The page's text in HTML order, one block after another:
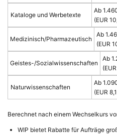
Kataloge und Werbetexte
Ab
(EUR
Medizinisch/Pharmazeutisch
Ab
(EUR
Geistes-/Sozialwissenschaften
Ab
Naturwissenschaften
Ab
(EUR
Berechnet nach einem Wechselkurs
WIP bietet Rabatte für Aufträge